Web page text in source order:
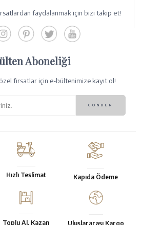
faydalanmak için bizi takip et!
Aboneliği
fırsatlar için e-bültenimize kayıt ol!
Hızlı Teslimat Kapıda Ödeme
Toplu Al, Kazan Uluslararası Kargo